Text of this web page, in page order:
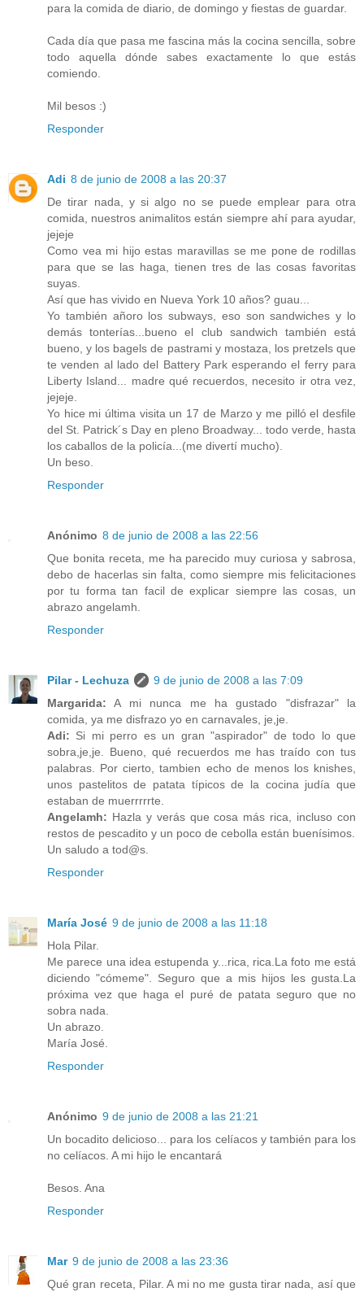
para la comida de diario, de domingo y fiestas de guardar.
Cada día que pasa me fascina más la cocina sencilla, sobre
todo aquella dónde sabes exactamente lo que estás
comiendo.
Mil besos :)
Responder
Adi 8 de junio de 2008 a las 20:37
De tirar nada, y si algo no se puede emplear para otra
comida, nuestros animalitos están siempre ahí para ayudar,
jejeje
Como vea mi hijo estas maravillas se me pone de rodillas
para que se las haga, tienen tres de las cosas favoritas
suyas.
Así que has vivido en Nueva York 10 años? guau...
Yo también añoro los subways, eso son sandwiches y lo
demás tonterías...bueno el club sandwich también está
bueno, y los bagels de pastrami y mostaza, los pretzels que
te venden al lado del Battery Park esperando el ferry para
Liberty Island... madre qué recuerdos, necesito ir otra vez,
jejeje.
Yo hice mi última visita un 17 de Marzo y me pilló el desfile
del St. Patrick´s Day en pleno Broadway... todo verde, hasta
los caballos de la policía...(me divertí mucho).
Un beso.
Responder
Anónimo 8 de junio de 2008 a las 22:56
Que bonita receta, me ha parecido muy curiosa y sabrosa,
debo de hacerlas sin falta, como siempre mis felicitaciones
por tu forma tan facil de explicar siempre las cosas, un
abrazo angelamh.
Responder
Pilar - Lechuza
9 de junio de 2008 a las 7:09
Margarida: A mi nunca me ha gustado "disfrazar" la
comida, ya me disfrazo yo en carnavales, je,je.
Adi: Si mi perro es un gran "aspirador" de todo lo que
sobra,je,je. Bueno, qué recuerdos me has traído con tus
palabras. Por cierto, tambien echo de menos los knishes,
unos pastelitos de patata típicos de la cocina judía que
estaban de muerrrrrte.
Angelamh: Hazla y verás que cosa más rica, incluso con
restos de pescadito y un poco de cebolla están buenísimos.
Un saludo a tod@s.
Responder
María José 9 de junio de 2008 a las 11:18
Hola Pilar.
Me parece una idea estupenda y...rica, rica.La foto me está
diciendo "cómeme". Seguro que a mis hijos les gusta.La
próxima vez que haga el puré de patata seguro que no
sobra nada.
Un abrazo.
María José.
Responder
Anónimo 9 de junio de 2008 a las 21:21
Un bocadito delicioso... para los celíacos y también para los
no celíacos. A mi hijo le encantará
Besos. Ana
Responder
Mar 9 de junio de 2008 a las 23:36
Qué gran receta, Pilar. A mi no me gusta tirar nada, así que